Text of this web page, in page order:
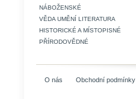
NÁBOŽENSKÉ
VĚDA UMĚNÍ LITERATURA
HISTORICKÉ A MÍSTOPISNÉ
PŘÍRODOVĚDNÉ
O nás Obchodní podmínky